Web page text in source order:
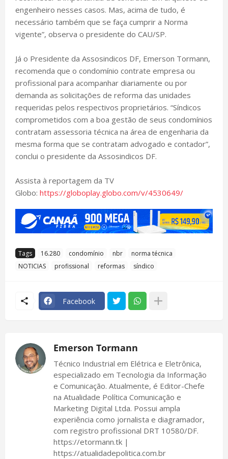
engenheiro nesses casos. Mas, acima de tudo, é
necessário também que se faça cumprir a Norma
vigente”, observa o presidente do CAU/SP.
Já o Presidente da Assosindicos DF, Emerson Tormann,
recomenda que o condomínio contrate empresa ou
profissional para acompanhar diariamente ou por
demanda as solicitações de reforma das unidades
requeridas pelos respectivos proprietários. “Síndicos
comprometidos com a boa gestão de seus condomínios
contratam assessoria técnica na área de engenharia da
mesma forma que se contratam advogado e contador”,
conclui o presidente da Assosindicos DF.
Assista à reportagem da TV
Globo: https://globoplay.globo.com/v/4530649/
Tags 16.280 condomínio nbr
norma técnica
NOTICIAS
profissional reformas síndico
Facebook
Emerson Tormann
Técnico Industrial em Elétrica e Eletrônica,
especializado em Tecnologia da Informação
e Comunicação. Atualmente, é Editor-Chefe
na Atualidade Política Comunicação e
Marketing Digital Ltda. Possui ampla
experiência como jornalista e diagramador,
com registro profissional DRT 10580/DF.
https://etormann.tk |
https://atualidadepolitica.com.br